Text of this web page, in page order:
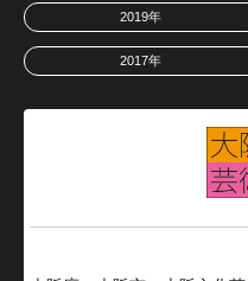
2019年
2017年